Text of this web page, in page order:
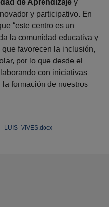
de Aprendizaje y
y participativo. En
“este centro es un
la comunidad educativa y
favorecen la inclusión,
por lo que desde el
con iniciativas
formación de nuestros